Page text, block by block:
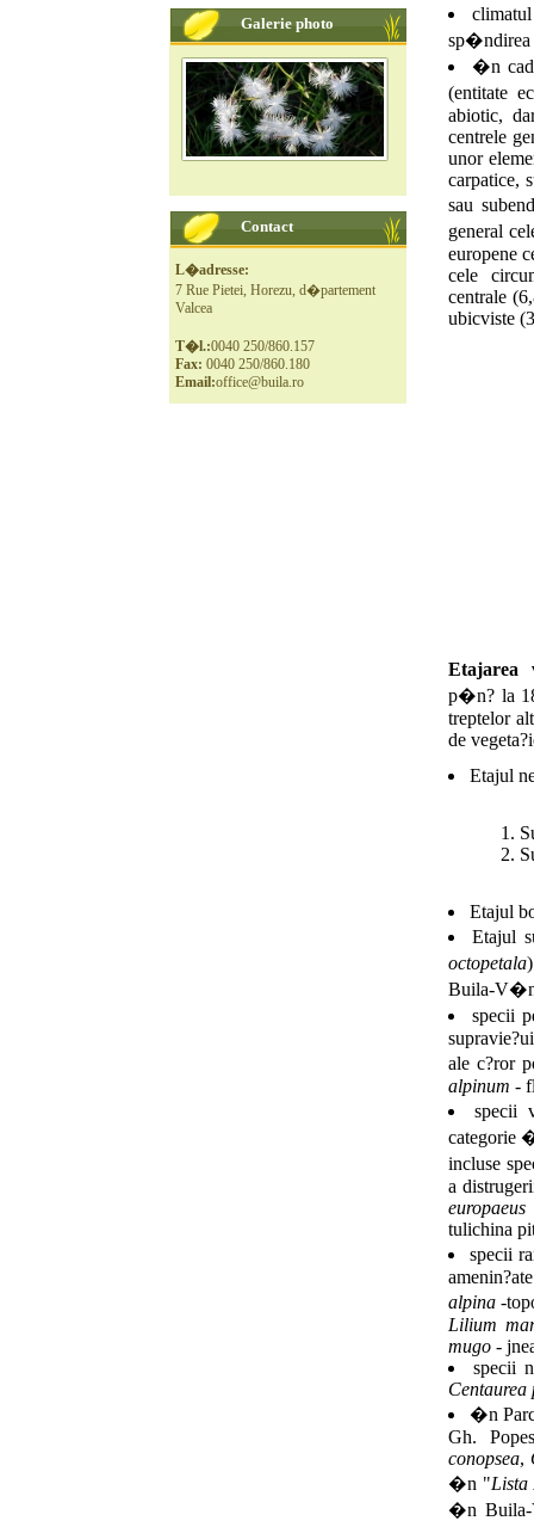
Galerie photo
Contact
L�adresse:
7 Rue Pietei, Horezu, d�partement
Valcea
T�l.:0040 250/860.157
Fax: 0040 250/860.180
Email:office@buila.ro
sp�ndirea
�n
(entitate
abiotic,
centrele
unor
carpatice,
sau
general
europene
cele
centrale
ubicviste
Etajarea
p�n? la
treptelor
de
Etajul
Etajul
Etajul
octopetala
Buila-
specii
ale c?ror
alpinum -
specii
categorie
incluse
a
europaeus
tulichina
specii
alpina -
Lilium
mugo -
specii
Centaurea
�n
Gh.
conopsea,
�n "Lista
�n